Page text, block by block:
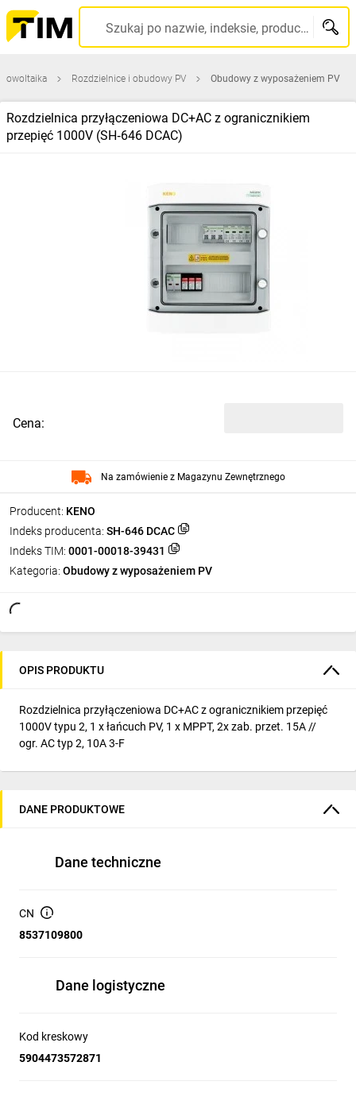
Szukaj po nazwie, indeksie, producencie, kodzie kreskowym...
Rozdzielnice i obudowy PV Obudowy z wyposażeniem PV
Rozdzielnica przyłączeniowa DC+AC z ogranicznikiem
przepięć 1000V (SH‑646 DCAC)
Producent: KENO
Indeks producenta: SH-646 DCAC
Indeks TIM: 0001-00018-39431
Kategoria: Obudowy z wyposażeniem PV
Cena:
Na zamówienie z Magazynu Zewnętrznego
OPIS PRODUKTU
Rozdzielnica przyłączeniowa DC+AC z ogranicznikiem przepięć
1000V typu 2, 1 x łańcuch PV, 1 x MPPT, 2x zab. przet. 15A //
ogr. AC typ 2, 10A 3-F
DANE PRODUKTOWE
Dane techniczne
CN
8537109800
Dane logistyczne
Kod kreskowy
5904473572871